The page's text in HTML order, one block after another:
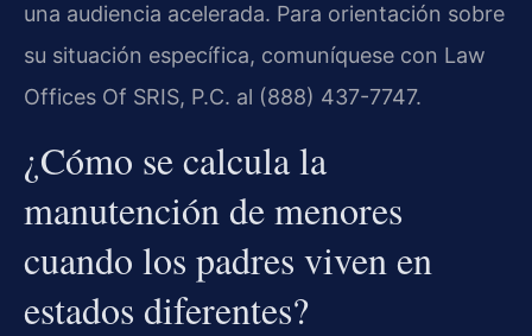
una audiencia acelerada. Para orientación sobre
su situación específica, comuníquese con Law
Offices Of SRIS, P.C. al (888) 437-7747.
¿Cómo se calcula la
manutención de menores
cuando los padres viven en
estados diferentes?